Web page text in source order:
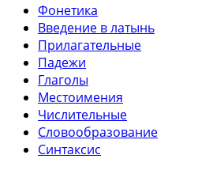
Фонетика
Введение в латынь
Прилагательные
Падежи
Глаголы
Местоимения
Числительные
Словообразование
Синтаксис